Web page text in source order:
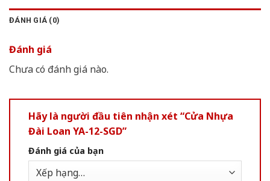
ĐÁNH GIÁ (0)
Đánh giá
Chưa có đánh giá nào.
Hãy là người đầu tiên nhận xét “Cửa Nhựa
Đài Loan YA-12-SGD”
Đánh giá của bạn